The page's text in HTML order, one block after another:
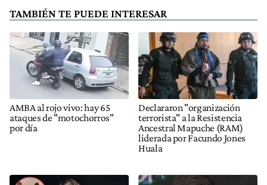
TAMBIÉN TE PUEDE INTERESAR
AMBA al rojo vivo: hay 65
ataques de "motochorros"
por día
Declararon "organización
terrorista" a la Resistencia
Ancestral Mapuche (RAM)
liderada por Facundo Jones
Huala